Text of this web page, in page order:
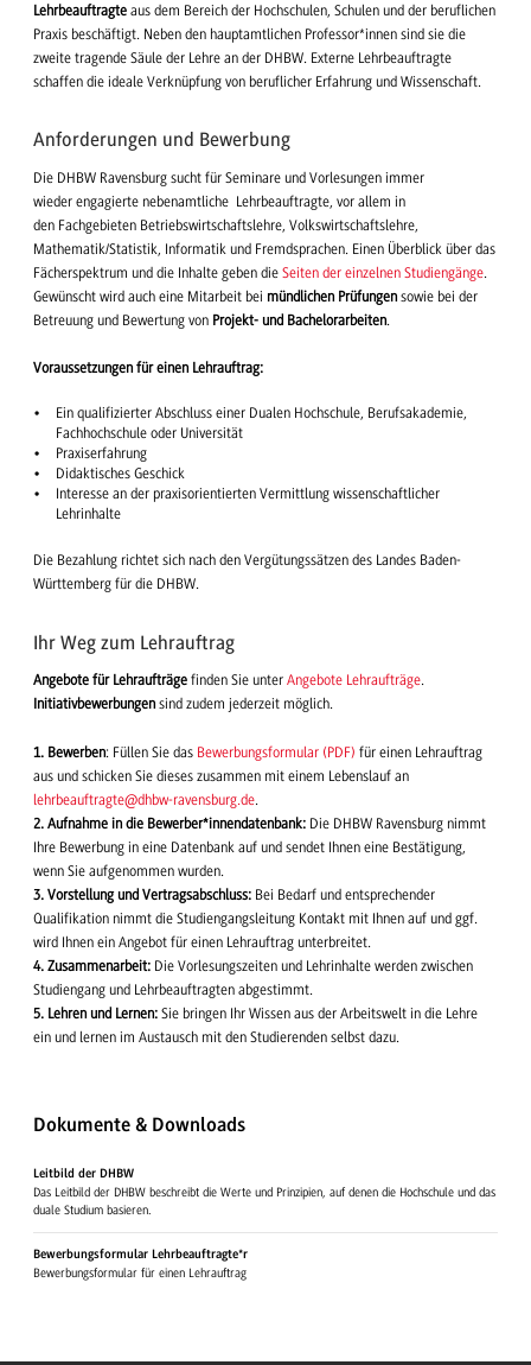
Lehrbeauftragte aus dem Bereich der Hochschulen, Schulen und der beruflichen
Praxis beschäftigt. Neben den hauptamtlichen Professor*innen sind sie die
zweite tragende Säule der Lehre an der DHBW. Externe Lehrbeauftragte
schaffen die ideale Verknüpfung von beruflicher Erfahrung und Wissenschaft.
Anforderungen und Bewerbung
Die DHBW Ravensburg sucht für Seminare und Vorlesungen immer
wieder engagierte nebenamtliche Lehrbeauftragte, vor allem in
den Fachgebieten Betriebswirtschaftslehre, Volkswirtschaftslehre,
Mathematik/Statistik, Informatik und Fremdsprachen. Einen Überblick über das
Fächerspektrum und die Inhalte geben die Seiten der einzelnen Studiengänge.
Gewünscht wird auch eine Mitarbeit bei mündlichen Prüfungen sowie bei der
Betreuung und Bewertung von Projekt- und Bachelorarbeiten.
Voraussetzungen für einen Lehrauftrag:
Ein qualifizierter Abschluss einer Dualen Hochschule, Berufsakademie,
Fachhochschule oder Universität
Praxiserfahrung
Didaktisches Geschick
Interesse an der praxisorientierten Vermittlung wissenschaftlicher
Lehrinhalte
Die Bezahlung richtet sich nach den Vergütungssätzen des Landes Baden-
Württemberg für die DHBW.
Ihr Weg zum Lehrauftrag
Angebote für Lehraufträge finden Sie unter Angebote Lehraufträge.
Initiativbewerbungen sind zudem jederzeit möglich.
1. Bewerben: Füllen Sie das Bewerbungsformular (PDF) für einen Lehrauftrag
aus und schicken Sie dieses zusammen mit einem Lebenslauf an
lehrbeauftragte@dhbw-ravensburg.de.
2. Aufnahme in die Bewerber*innendatenbank: Die DHBW Ravensburg nimmt
Ihre Bewerbung in eine Datenbank auf und sendet Ihnen eine Bestätigung,
wenn Sie aufgenommen wurden.
3. Vorstellung und Vertragsabschluss: Bei Bedarf und entsprechender
Qualifikation nimmt die Studiengangsleitung Kontakt mit Ihnen auf und ggf.
wird Ihnen ein Angebot für einen Lehrauftrag unterbreitet.
4. Zusammenarbeit: Die Vorlesungszeiten und Lehrinhalte werden zwischen
Studiengang und Lehrbeauftragten abgestimmt.
5. Lehren und Lernen: Sie bringen Ihr Wissen aus der Arbeitswelt in die Lehre
ein und lernen im Austausch mit den Studierenden selbst dazu.
Dokumente & Downloads
Leitbild der DHBW
Das Leitbild der DHBW beschreibt die Werte und Prinzipien, auf denen die Hochschule und das
duale Studium basieren.
Bewerbungsformular Lehrbeauftragte*r
Bewerbungsformular für einen Lehrauftrag